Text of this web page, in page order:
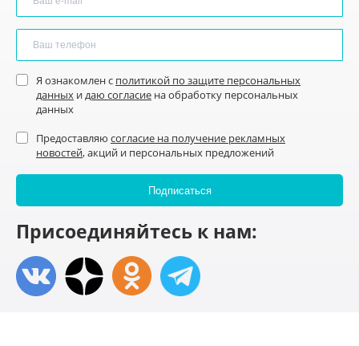
Я ознакомлен с политикой по защите персональных
данных идаю согласие на обработку персональных
данных
Предоставляю согласие на получение рекламных
новостей, акций и персональных предложений
Присоединяйтесь к нам: